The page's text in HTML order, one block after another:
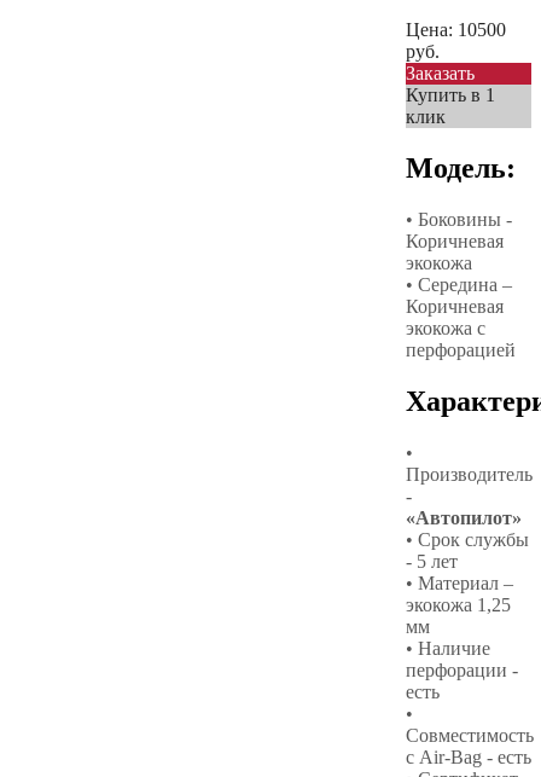
Цена: 10500
руб.
Заказать
Купить в 1
клик
Модель:
• Боковины -
Коричневая
экокожа
• Середина –
Коричневая
экокожа с
перфорацией
•
Производитель
-
«Автопилот»
• Срок службы
- 5 лет
• Материал –
экокожа 1,25
мм
• Наличие
перфорации -
есть
•
Совместимость
с Air-Bag - есть